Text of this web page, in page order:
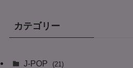
カテゴリー
J-POP (21)